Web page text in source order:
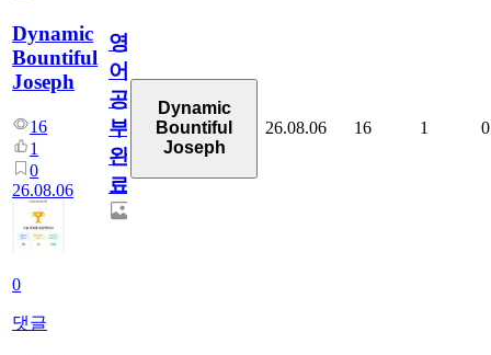
Dynamic
Bountiful
Joseph
16
1
0
26.08.06
0
댓글
영
어
공
부
완
료
Dynamic
Bountiful
Joseph
26.08.06 16 1 0